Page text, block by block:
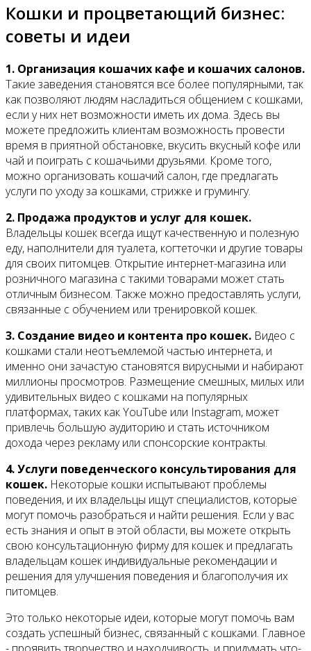
Кошки и процветающий бизнес:
советы и идеи
1. Организация кошачих кафе и кошачих салонов.
Такие заведения становятся все более популярными, так
как позволяют людям насладиться общением с кошками,
если у них нет возможности иметь их дома. Здесь вы
можете предложить клиентам возможность провести
время в приятной обстановке, вкусить вкусный кофе или
чай и поиграть с кошачьими друзьями. Кроме того,
можно организовать кошачий салон, где предлагать
услуги по уходу за кошками, стрижке и грумингу.
2. Продажа продуктов и услуг для кошек.
Владельцы кошек всегда ищут качественную и полезную
еду, наполнители для туалета, когтеточки и другие товары
для своих питомцев. Открытие интернет-магазина или
розничного магазина с такими товарами может стать
отличным бизнесом. Также можно предоставлять услуги,
связанные с обучением или тренировкой кошек.
3. Создание видео и контента про кошек. Видео с
кошками стали неотъемлемой частью интернета, и
именно они зачастую становятся вирусными и набирают
миллионы просмотров. Размещение смешных, милых или
удивительных видео с кошками на популярных
платформах, таких как YouTube или Instagram, может
привлечь большую аудиторию и стать источником
дохода через рекламу или спонсорские контракты.
4. Услуги поведенческого консультирования для
кошек. Некоторые кошки испытывают проблемы
поведения, и их владельцы ищут специалистов, которые
могут помочь разобраться и найти решения. Если у вас
есть знания и опыт в этой области, вы можете открыть
свою консультационную фирму для кошек и предлагать
владельцам кошек индивидуальные рекомендации и
решения для улучшения поведения и благополучия их
питомцев.
Это только некоторые идеи, которые могут помочь вам
создать успешный бизнес, связанный с кошками. Главное